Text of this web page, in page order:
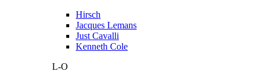
Hirsch
Jacques Lemans
Just Cavalli
Kenneth Cole
L-O